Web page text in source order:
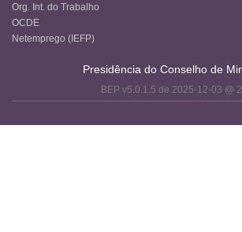
Org. Int. do Trabalho
OCDE
Netemprego (IEFP)
Presidência do Conselho de
BEP v5.0.1.5 de 2025-12-03 @